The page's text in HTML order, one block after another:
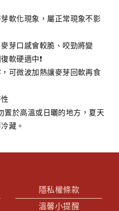
軟化現象，屬正常現象不影
芽口感會較脆、咬勁將變
軟硬適中❗
可微波加熱讓麥芽回軟再食
於高溫或日曬的地方，夏天
藏。
隱私權條款
溫馨小提醒